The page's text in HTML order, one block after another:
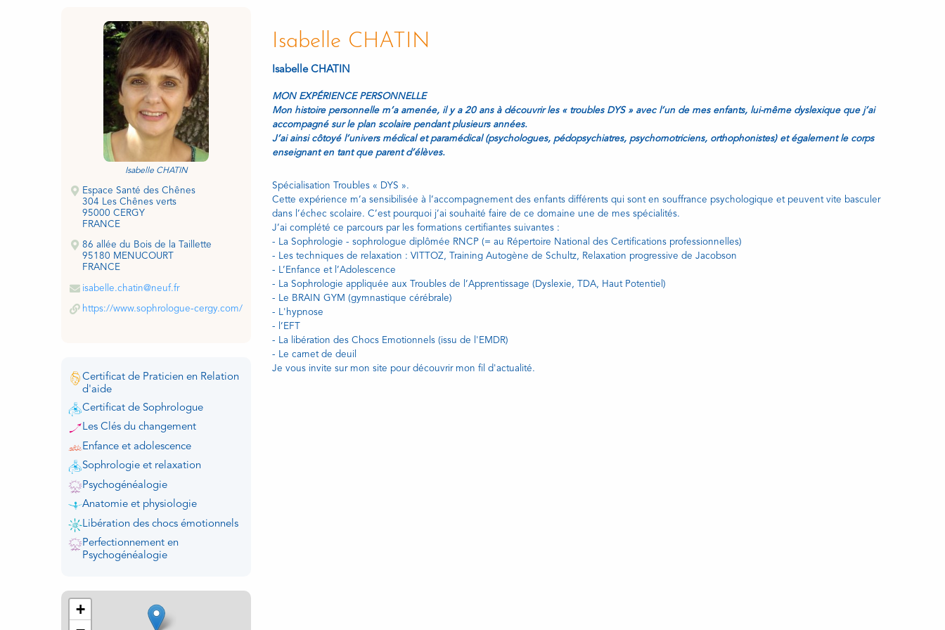
Isabelle CHATIN
Espace Santé des Chênes
304 Les Chênes verts
95000 CERGY
FRANCE
86 allée du Bois de la Taillette
95180 MENUCOURT
FRANCE
isabelle.chatin@neuf.fr
https://www.sophrologue-cergy.com/
Certificat de Praticien en Relation
d'aide
Certificat de Sophrologue
Les Clés du changement
Enfance et adolescence
Sophrologie et relaxation
Psychogénéalogie
Anatomie et physiologie
Libération des chocs émotionnels
Perfectionnement en
Psychogénéalogie
+
Isabelle CHATIN
Isabelle CHATIN
MON EXPÉRIENCE PERSONNELLE
Mon histoire personnelle m’a amenée, il y a 20 ans à découvrir les « troubles DYS » avec l’un de mes enfants, lui-même dyslexique que j’ai
accompagné sur le plan scolaire pendant plusieurs années.
J’ai ainsi côtoyé l’univers médical et paramédical (psychologues, pédopsychiatres, psychomotriciens, orthophonistes) et également le corps
enseignant en tant que parent d’élèves.
Spécialisation Troubles « DYS ».
Cette expérience m’a sensibilisée à l’accompagnement des enfants différents qui sont en souffrance psychologique et peuvent vite basculer
dans l’échec scolaire. C’est pourquoi j’ai souhaité faire de ce domaine une de mes spécialités.
J’ai complété ce parcours par les formations certifiantes suivantes :
- La Sophrologie - sophrologue diplômée RNCP (= au Répertoire National des Certifications professionnelles)
- Les techniques de relaxation : VITTOZ, Training Autogène de Schultz, Relaxation progressive de Jacobson
- L’Enfance et l’Adolescence
- La Sophrologie appliquée aux Troubles de l’Apprentissage (Dyslexie, TDA, Haut Potentiel)
- Le BRAIN GYM (gymnastique cérébrale)
- L'hypnose
- l’EFT
- La libération des Chocs Emotionnels (issu de l'EMDR)
- Le carnet de deuil
Je vous invite sur mon site pour découvrir mon fil d'actualité.